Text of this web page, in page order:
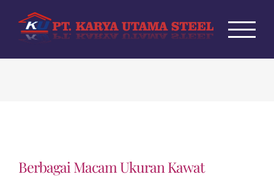
content
Berbagai Macam Ukuran Kawat